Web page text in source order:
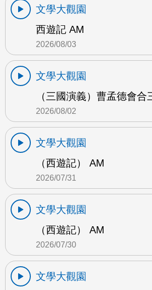
文學大觀園
西遊記 AM
2026/08/03
文學大觀園
（三國演義）曹孟德會合
2026/08/02
文學大觀園
（西遊記） AM
2026/07/31
文學大觀園
（西遊記） AM
2026/07/30
文學大觀園